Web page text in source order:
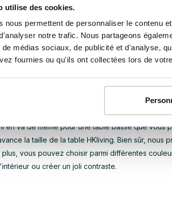
utilise des cookies.
nous permettent de personnaliser le contenu
notre trafic. Nous partageons
de médias sociaux, de publicité et d'analyse,
fournies ou qu'ils ont collectées lors de
lorsqu'il s'agit du même modèle. Cela
tout simplement dans aucune autre
le bois (teck), le MDF, le métal, le rotin, le verre,
a une apparence différente. Examinez
vous plaît le plus.
espace de vie
dans n'importe quelle pièce de votre maison.
votre chaise longue, afin que vous puissiez,
en va de même pour une table basse que vous
la taille de la table HKliving. Bien sûr, nous
vous pouvez choisir parmi différentes
ou créer un joli contraste.